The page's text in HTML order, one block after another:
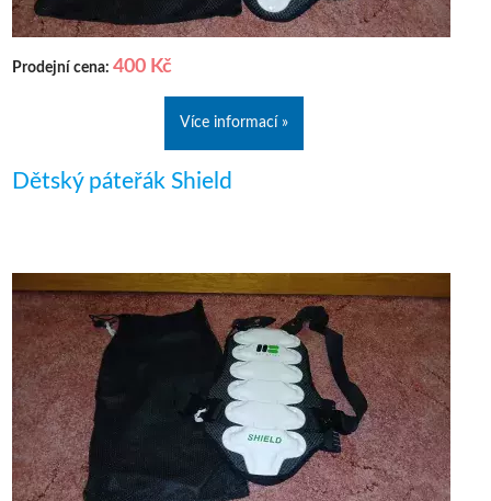
Prodejní cena: 400 Kč
Více informací »
Dětský páteřák Shield